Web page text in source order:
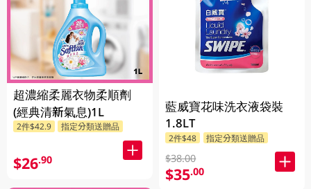
超濃縮柔麗衣物柔順劑
(經典清新氣息)1L
2件$42.9 指定分類送贈品
$26.90
藍威寶花味洗衣液袋裝
1.8LT
2件$48 指定分類送贈品
$38.00
$35.00